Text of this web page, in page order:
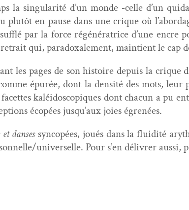
la sin­gu­lar­ité d’un monde ‑celle d’un
plutôt en pause dans une crique où
par la force régénéra­trice d’une encre
qui, para­doxale­ment, main­tient le cap
les pages de son his­toire depuis la crique
épurée, dont la den­sité des mots, leur
kaléi­do­scopiques dont cha­cun a pu
écopées jusqu’aux joies égrenées.
dans­essyn­copées, joués dans la flu­id­ité
universelle. Pour s’en délivr­er aus­si,